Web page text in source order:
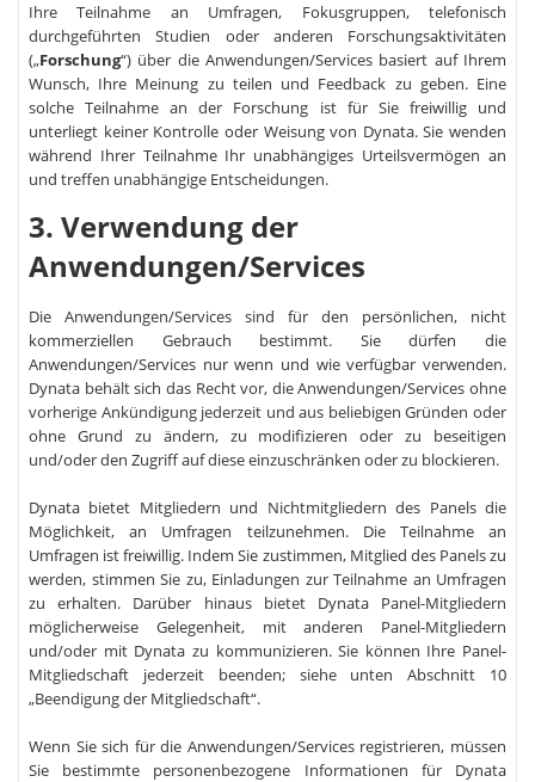
Ihre Teilnahme an Umfragen, Fokusgruppen, telefonisch
durchgeführten Studien oder anderen Forschungsaktivitäten
(„Forschung“) über die Anwendungen/Services basiert auf Ihrem
Wunsch, Ihre Meinung zu teilen und Feedback zu geben. Eine
solche Teilnahme an der Forschung ist für Sie freiwillig und
unterliegt keiner Kontrolle oder Weisung von Dynata. Sie wenden
während Ihrer Teilnahme Ihr unabhängiges Urteilsvermögen an
und treffen unabhängige Entscheidungen.
3. Verwendung der
Anwendungen/Services
Die Anwendungen/Services sind für den persönlichen, nicht
kommerziellen Gebrauch bestimmt. Sie dürfen die
Anwendungen/Services nur wenn und wie verfügbar verwenden.
Dynata behält sich das Recht vor, die Anwendungen/Services ohne
vorherige Ankündigung jederzeit und aus beliebigen Gründen oder
ohne Grund zu ändern, zu modifizieren oder zu beseitigen
und/oder den Zugriff auf diese einzuschränken oder zu blockieren.
Dynata bietet Mitgliedern und Nichtmitgliedern des Panels die
Möglichkeit, an Umfragen teilzunehmen. Die Teilnahme an
Umfragen ist freiwillig. Indem Sie zustimmen, Mitglied des Panels zu
werden, stimmen Sie zu, Einladungen zur Teilnahme an Umfragen
zu erhalten. Darüber hinaus bietet Dynata Panel-Mitgliedern
möglicherweise Gelegenheit, mit anderen Panel-Mitgliedern
und/oder mit Dynata zu kommunizieren. Sie können Ihre Panel-
Mitgliedschaft jederzeit beenden; siehe unten Abschnitt 10
„Beendigung der Mitgliedschaft“.
Wenn Sie sich für die Anwendungen/Services registrieren, müssen
Sie bestimmte personenbezogene Informationen für Dynata